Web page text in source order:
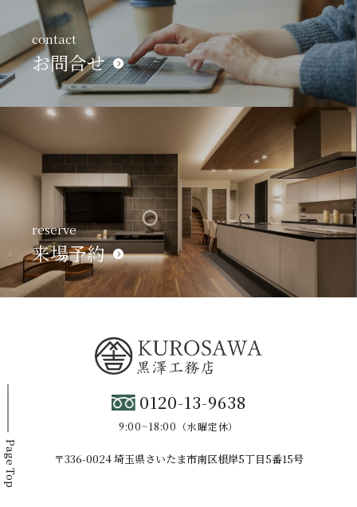
contact
お問合せ
reserve
来場予約
Page Top
0120-13-9638
9:00~18:00（水曜定休）
〒336-0024 埼玉県さいたま市南区根岸5丁目5番15号